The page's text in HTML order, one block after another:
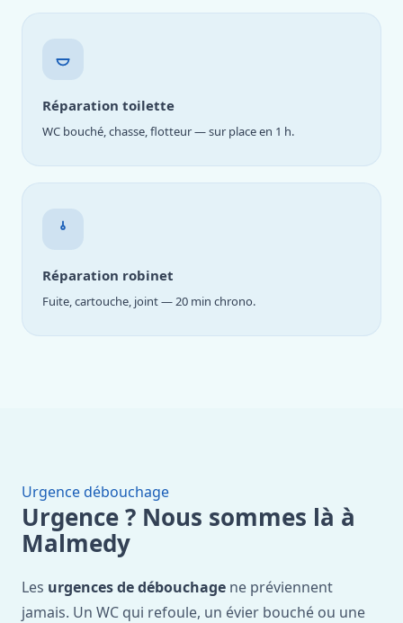
Réparation toilette
WC bouché, chasse, flotteur — sur place en 1 h.
Réparation robinet
Fuite, cartouche, joint — 20 min chrono.
Urgence débouchage
Urgence ? Nous sommes là à
Malmedy
Les urgences de débouchage ne préviennent
jamais. Un WC qui refoule, un évier bouché ou une